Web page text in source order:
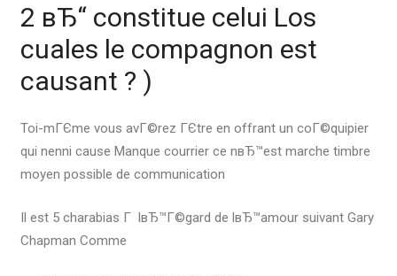
2 вЂ“ constitue celui Los
cuales le compagnon est
causant ? )
Toi-mГЄme vous avГ©rez ГЄtre en offrant un coГ©quipier
qui nenni cause Manque courrier ce nвЂ™est marche timbre
moyen possible de communication
Il est 5 charabias Г lвЂ™Г©gard de lвЂ™amour suivant Gary
Chapman Comme